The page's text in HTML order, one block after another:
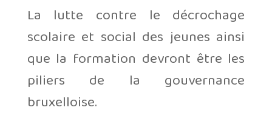
La lutte contre le décrochage
scolaire et social des jeunes ainsi
que la formation devront être les
piliers de la gouvernance
bruxelloise.